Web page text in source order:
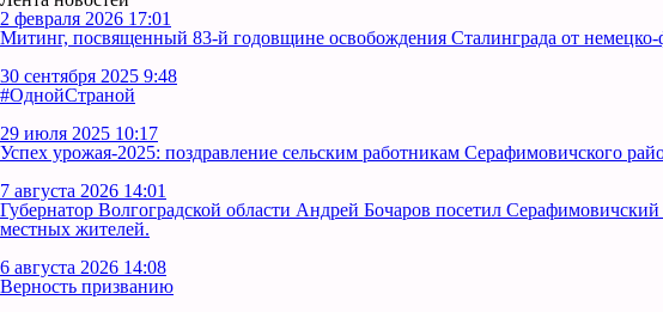
2 февраля 2026 17:01
Митинг, посвященный 83-й годовщине освобождения Сталинграда от немецко-
30 сентября 2025 9:48
#ОднойСтраной
29 июля 2025 10:17
Успех урожая-2025: поздравление сельским работникам Серафимовичского
7 августа 2026 14:01
Губернатор Волгоградской области Андрей Бочаров посетил
местных жителей.
6 августа 2026 14:08
Верность призванию